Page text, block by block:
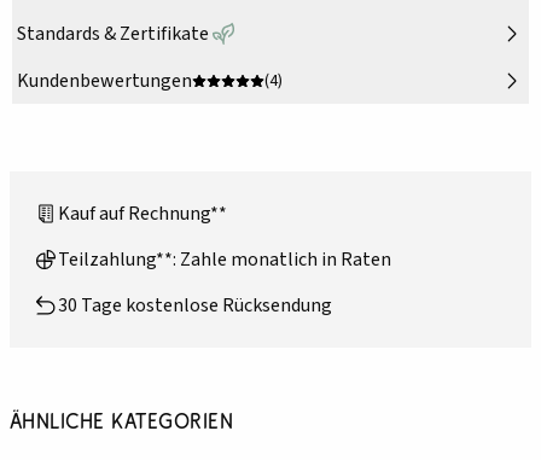
Standards & Zertifikate
Kundenbewertungen
(4)
Kauf auf Rechnung**
Teilzahlung**: Zahle monatlich in Raten
30 Tage kostenlose Rücksendung
Ähnliche Kategorien